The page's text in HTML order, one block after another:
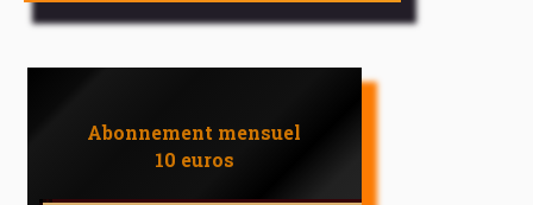
Abonnement mensuel
10 euros